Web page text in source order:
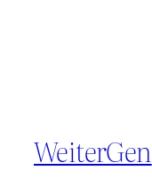
WeiterGen